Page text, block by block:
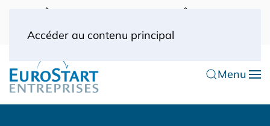
Accéder au contenu principal
(0) 1 53 57 49 10
0033 (0) 6 70 52 11 09
Menu